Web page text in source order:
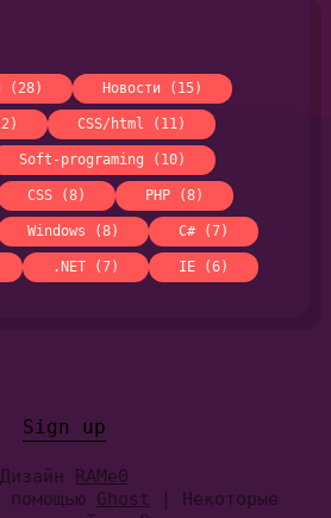
(28) Новости (15)
CSS/html (11)
Soft-programing (10)
CSS (8) PHP (8)
Windows (8) C# (7)
.NET (7) IE (6)
Sign up
Дизайн RAMe0
помощью Ghost
| Некоторые